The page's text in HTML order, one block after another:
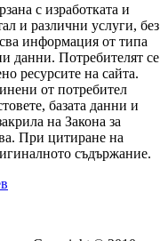
с изработката и
и различни услуги, без
информация от типа
данни. Потребителят се
ресурсите на сайта.
от потребител
базата данни и
на Закона за
При цитиране на
съдържание.